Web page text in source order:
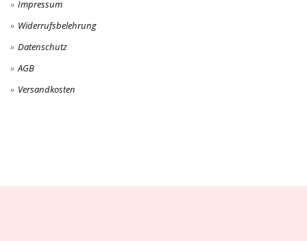
Impressum
Widerrufsbelehrung
Datenschutz
AGB
Versandkosten